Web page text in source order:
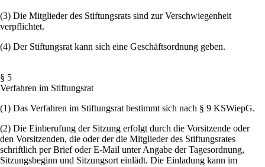
(3) Die Mitglieder des Stiftungsrats sind zur Verschwiegenheit
verpflichtet.
(4) Der Stiftungsrat kann sich eine Geschäftsordnung geben.
§ 5
Verfahren im Stiftungsrat
(1) Das Verfahren im Stiftungsrat bestimmt sich nach § 9 KSWiepG.
(2) Die Einberufung der Sitzung erfolgt durch die Vorsitzende oder
den Vorsitzenden, die oder der die Mitglieder des Stiftungsrates
schriftlich per Brief oder E-Mail unter Angabe der Tagesordnung,
Sitzungsbeginn und Sitzungsort einlädt. Die Einladung kann im